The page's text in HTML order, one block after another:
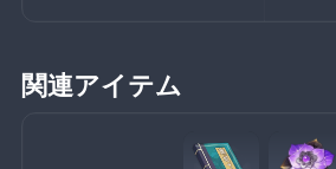
関連アイテム